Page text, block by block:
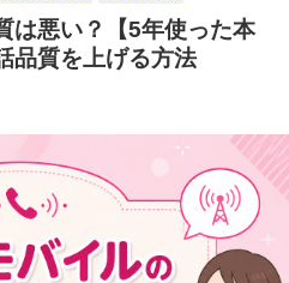
は悪い？【5年使った本
品質を上げる方法